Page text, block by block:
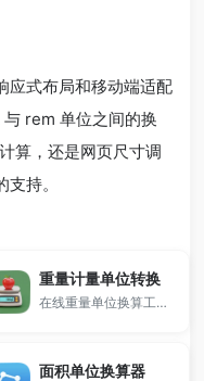
应式布局和移动端适配
rem 单位之间的换
算，还是网页尺寸调
持。
重量计量单位转换
在线重量单位换算工具支持公斤、克、斤、磅、盎司、金衡盎司、市制担等单位换算，支持公制、英美制、金衡制、市制四大系统，适合科学计算、黄金称重、国际物流等场景使用，输入任意单位自动换算所有对应结果。
面积单位换算器